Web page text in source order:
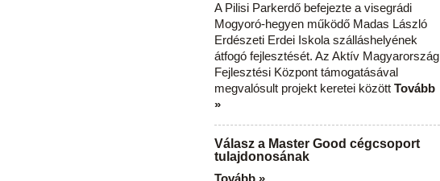
A Pilisi Parkerdő befejezte a visegrádi
Mogyoró-hegyen működő Madas László
Erdészeti Erdei Iskola szálláshelyének
átfogó fejlesztését. Az Aktív Magyarország
Fejlesztési Központ támogatásával
megvalósult projekt keretei között Tovább
»
Válasz a Master Good cégcsoport
tulajdonosának
Tovább »